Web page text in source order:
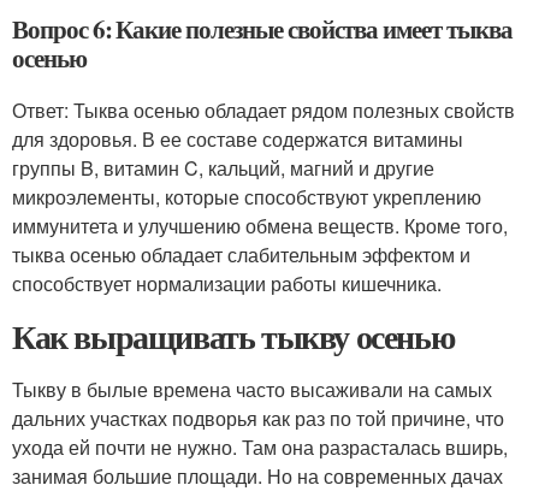
Вопрос 6: Какие полезные свойства имеет тыква
осенью
Ответ: Тыква осенью обладает рядом полезных свойств
для здоровья. В ее составе содержатся витамины
группы B, витамин C, кальций, магний и другие
микроэлементы, которые способствуют укреплению
иммунитета и улучшению обмена веществ. Кроме того,
тыква осенью обладает слабительным эффектом и
способствует нормализации работы кишечника.
Как выращивать тыкву осенью
Тыкву в былые времена часто высаживали на самых
дальних участках подворья как раз по той причине, что
ухода ей почти не нужно. Там она разрасталась вширь,
занимая большие площади. Но на современных дачах